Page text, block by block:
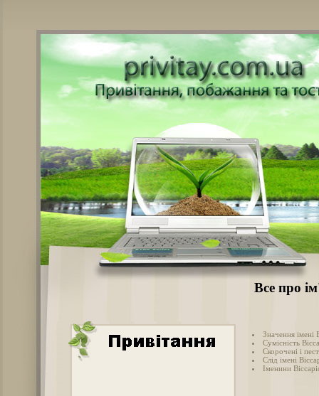
Все про
Значення імені
Сумісність
Скорочені і
Слід імені
Іменини